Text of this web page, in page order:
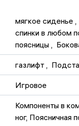
мягкое сиденье
спинки в любом
поясницы
газлифт
Игровое
Компоненты в
ног, Поясничная